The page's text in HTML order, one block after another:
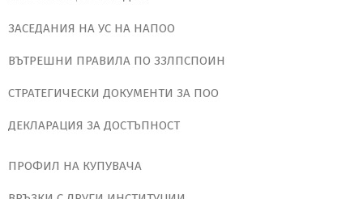
ЗАСЕДАНИЯ НА УС НА НАПОО
ВЪТРЕШНИ ПРАВИЛА ПО ЗЗЛПСПОИН
СТРАТЕГИЧЕСКИ ДОКУМЕНТИ ЗА ПОО
ДЕКЛАРАЦИЯ ЗА ДОСТЪПНОСТ
ПРОФИЛ НА КУПУВАЧА